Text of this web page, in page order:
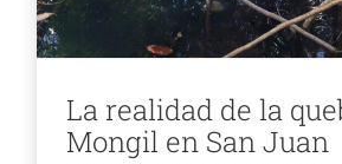
La realidad de la
Mongil en San Juan